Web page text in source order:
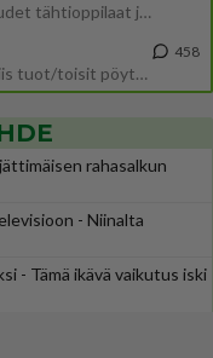
TTK tulee taas tänä syksynä. Ohjelman uudet tähtioppilaat julkistetaan torstaina 6. elokuuta klo 14 alkavassa lehdistö
Siinäpä se kysymys on otsikossa. Mitäpä siis tuot/toisit pöytään parisuhteessa? Oletko mies vai nainen? Koetko sen mitä
458
rahasalkun
- Niinalta
- Tämä ikävä vaikutus iski